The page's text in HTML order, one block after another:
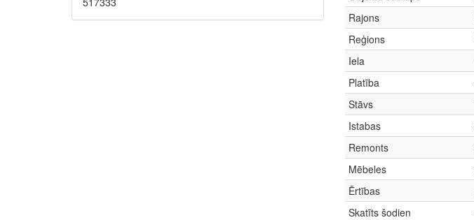
Rajons
Reģions
Iela
Platība
Stāvs
Istabas
Remonts
Mēbeles
Ērtības
Skatīts šodien